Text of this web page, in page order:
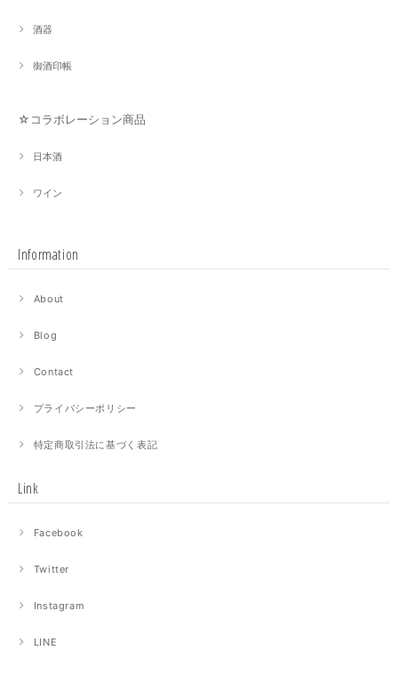
酒器
御酒印帳
☆コラボレーション商品
日本酒
ワイン
Information
About
Blog
Contact
プライバシーポリシー
特定商取引法に基づく表記
Link
Facebook
Twitter
Instagram
LINE